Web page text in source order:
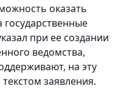
оказать
государственные
при ее создании
ведомства,
на эту
заявления.